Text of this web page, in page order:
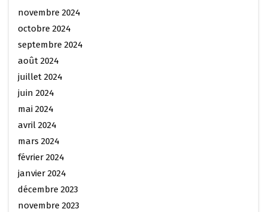
novembre 2024
octobre 2024
septembre 2024
août 2024
juillet 2024
juin 2024
mai 2024
avril 2024
mars 2024
février 2024
janvier 2024
décembre 2023
novembre 2023